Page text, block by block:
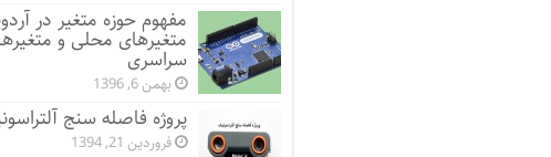
مفهوم حوزه متغیر در
متغیرهای محلی و
سراسری
بهمن 6, 1396
پروژه فاصله سنج
فروردین 21, 1394